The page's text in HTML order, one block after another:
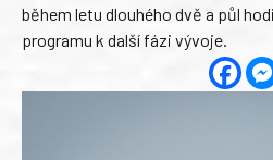
během letu dlouhého dvě a půl
programu k další fázi vývoje.